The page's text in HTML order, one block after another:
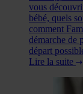
vous
bébé, quels
comment
démarche de
départ
Lire la suite